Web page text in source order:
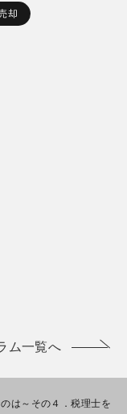
却
ム一覧へ
は～その４．税理士を